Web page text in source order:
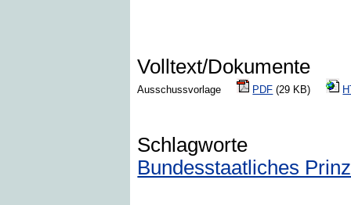
Volltext/Dokumente
Ausschussvorlage PDF (29 KB)
Schlagworte
Bundesstaatliches